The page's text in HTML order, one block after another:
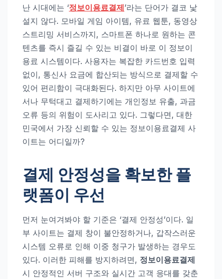
난 시대에는 ‘정보이용료결제’라는 단어가 결코 낯
설지 않다. 모바일 게임 아이템, 유료 웹툰, 동영상
스트리밍 서비스까지, 스마트폰 하나로 원하는 콘
텐츠를 즉시 즐길 수 있는 비결이 바로 이 정보이
용료 시스템이다. 사용자는 복잡한 카드번호 입력
없이, 통신사 요금에 합산되는 방식으로 결제할 수
있어 편리함이 극대화된다. 하지만 아무 사이트에
서나 무턱대고 결제하기에는 개인정보 유출, 과금
오류 등의 위험이 도사리고 있다. 그렇다면, 대한
민국에서 가장 신뢰할 수 있는 정보이용료결제 사
이트는 어디일까?
결제 안정성을 확보한 플
랫폼이 우선
먼저 눈여겨봐야 할 기준은 ‘결제 안정성’이다. 일
부 사이트는 결제 창이 불안정하거나, 갑작스러운
시스템 오류로 인해 이중 청구가 발생하는 경우도
있다. 이러한 피해를 방지하려면, 정보이용료결제
시 안정적인 서버 구조와 실시간 고객 응대를 갖춘